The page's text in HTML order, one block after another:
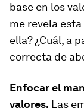
base en los
me revela
ella? ¿Cuál, a
correcta de
Enfocar el
valores. Las